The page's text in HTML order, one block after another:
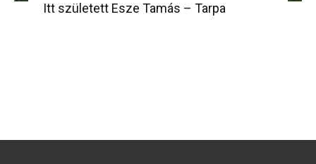
Itt született Esze Tamás – Tarpa